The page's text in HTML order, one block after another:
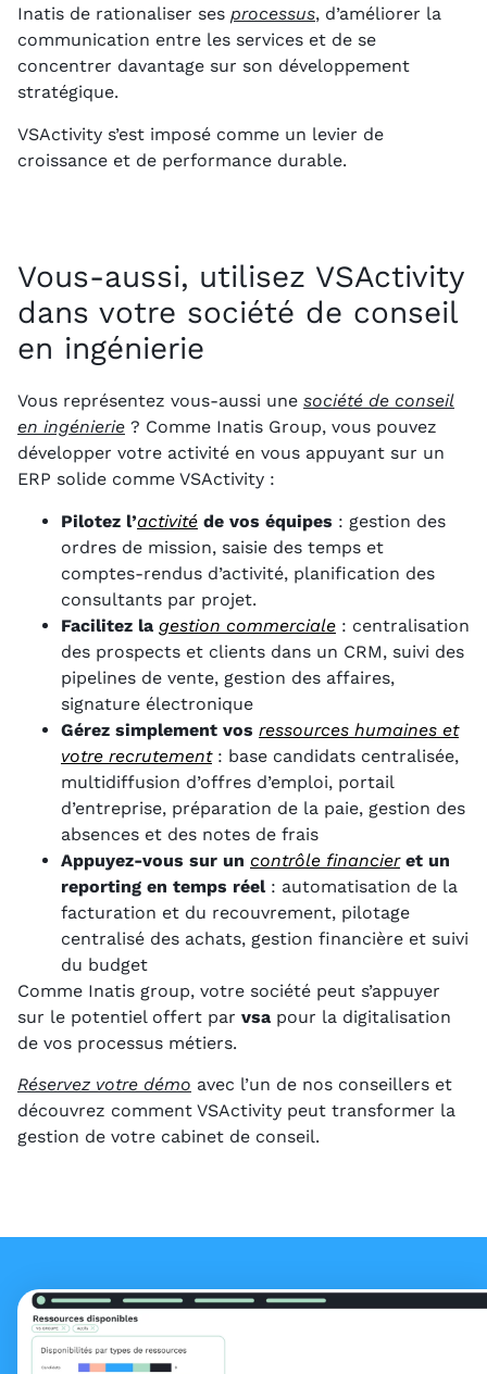
Inatis de rationaliser ses processus, d’améliorer la
communication entre les services et de se
concentrer davantage sur son développement
stratégique.
VSActivity s’est imposé comme un levier de
croissance et de performance durable.
Vous-aussi, utilisez VSActivity
dans votre société de conseil
en ingénierie
Vous représentez vous-aussi une société de conseil
en ingénierie ? Comme Inatis Group, vous pouvez
développer votre activité en vous appuyant sur un
ERP solide comme VSActivity :
Pilotez l’activité de vos équipes : gestion des
ordres de mission, saisie des temps et
comptes-rendus d’activité, planification des
consultants par projet.
Facilitez la gestion commerciale : centralisation
des prospects et clients dans un CRM, suivi des
pipelines de vente, gestion des affaires,
signature électronique
Gérez simplement vos ressources humaines et
votre recrutement : base candidats centralisée,
multidiffusion d’offres d’emploi, portail
d’entreprise, préparation de la paie, gestion des
absences et des notes de frais
Appuyez-vous sur un contrôle financieret un
reporting en temps réel: automatisation de la
facturation et du recouvrement, pilotage
centralisé des achats, gestion financière et suivi
du budget
Comme Inatis group, votre société peut s’appuyer
sur le potentiel offert par vsa pour la digitalisation
de vos processus métiers.
Réservez votre démo avec l’un de nos conseillers et
découvrez comment VSActivity peut transformer la
gestion de votre cabinet de conseil.